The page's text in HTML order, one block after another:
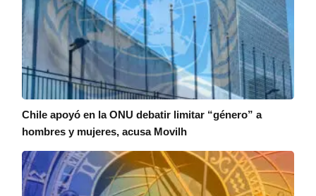
Chile apoyó en la ONU debatir limitar “género” a
hombres y mujeres, acusa Movilh